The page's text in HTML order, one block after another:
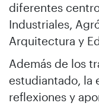
diferentes
Industriales,
Arquitectura y
Además de los
estudiantado, la
reflexiones y